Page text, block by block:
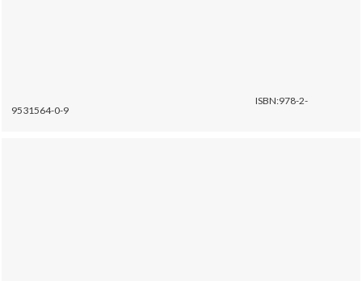
ISBN:978-2-
9531564-0-9